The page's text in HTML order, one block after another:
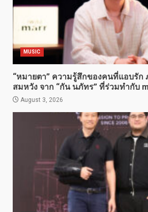
MUSIC
“หมายตา” ความรู้สึกของคนที่แอบรัก
สมหวัง จาก “กัน นภัทร” ที่ร่วมทำกับ
August 3, 2026